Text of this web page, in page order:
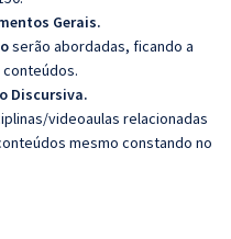
Gerais.
serão abordadas, ficando a
Discursiva.
videoaulas relacionadas
mesmo constando no